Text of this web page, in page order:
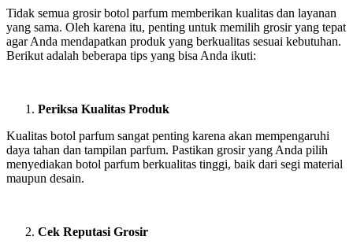
Tidak semua grosir botol parfum memberikan kualitas dan layanan
yang sama. Oleh karena itu, penting untuk memilih grosir yang tepat
agar Anda mendapatkan produk yang berkualitas sesuai kebutuhan.
Berikut adalah beberapa tips yang bisa Anda ikuti:
Periksa Kualitas Produk
Kualitas botol parfum sangat penting karena akan mempengaruhi
daya tahan dan tampilan parfum. Pastikan grosir yang Anda pilih
menyediakan botol parfum berkualitas tinggi, baik dari segi material
maupun desain.
Cek Reputasi Grosir